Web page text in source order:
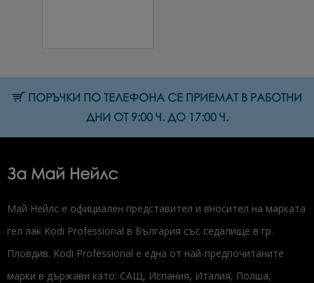
ПОРЪЧКИ ПО ТЕЛЕФОНА СЕ ПРИЕМАТ В РАБОТНИ
ДНИ ОТ 9:00 Ч. ДО 17:00 Ч.
За Май Нейлс
Май Нейлс е официален представител и вносител на марката
гел лак Kodi Professional в България със седалище в гр.
Пловдив. Kodi Professional е една от най-предпочитаните
марки в държави като: САЩ, Испания, Италия, Полша,